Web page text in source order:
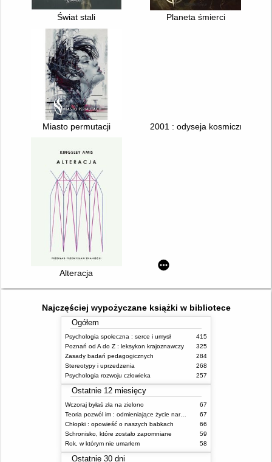
Świat stali Planeta śmierci
Miasto permutacji 2001 : odyseja kosmiczna
Alteracja
Najczęściej wypożyczane książki w bibliotece
Ogółem
Psychologia społeczna : serce i umysł
415
Poznań od A do Z : leksykon krajoznawczy
325
Zasady badań pedagogicznych
284
Stereotypy i uprzedzenia
268
Psychologia rozwoju człowieka
257
Ostatnie 12 miesięcy
Wczoraj byłaś zła na zielono
67
Teoria pozwól im : odmieniające życie narzędzie, o którym mówią miliony ludzi
67
Chłopki : opowieść o naszych babkach
66
Schronisko, które zostało zapomniane
59
Rok, w którym nie umarłem
58
Ostatnie 30 dni